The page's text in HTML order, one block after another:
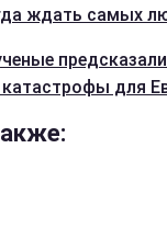
ждать самых
катастрофы для